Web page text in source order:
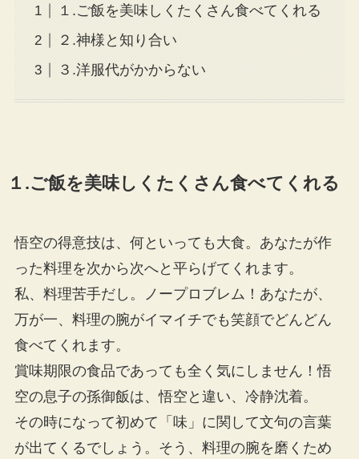
１.ご飯を美味しくたくさん食べてくれる
２.神様と知り合い
３.洋服代がかからない
１.ご飯を美味しくたくさん食べてくれる
悟空の得意技は、何といっても大食。あなたが作
った料理を次から次へと平らげてくれます。
私、料理苦手だし。ノープロブレム！あなたが、
万が一、料理の腕がイマイチでも笑顔でどんどん
食べてくれます。
賞味期限の食品であっても全く気にしません！悟
空の息子の孫御飯は、悟空と違い、冷静沈着。
その時になって初めて「味」に関して文句の言葉
が出てくるでしょう。そう、料理の腕を磨くため